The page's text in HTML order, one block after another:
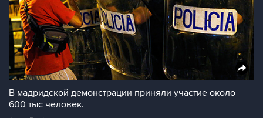
В мадридской демонстрации приняли участие около
600 тыс человек.